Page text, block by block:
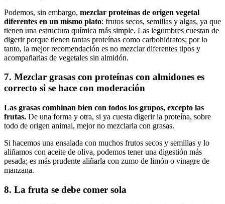
Podemos, sin embargo, mezclar proteínas de origen vegetal
diferentes en un mismo plato: frutos secos, semillas y algas, ya que
tienen una estructura química más simple. Las legumbres cuestan de
digerir porque tienen tantas proteínas como carbohidratos; por lo
tanto, la mejor recomendación es no mezclar diferentes tipos y
acompañarlas de vegetales sin almidón.
7. Mezclar grasas con proteínas con almidones es
correcto si se hace con moderación
Las grasas combinan bien con todos los grupos, excepto las
frutas. De una forma y otra, si ya cuesta digerir la proteína, sobre
todo de origen animal, mejor no mezclarla con grasas.
Si hacemos una ensalada con muchos frutos secos y semillas y lo
aliñamos con aceite de oliva, podemos tener una digestión más
pesada; es más prudente aliñarla con zumo de limón o vinagre de
manzana.
8. La fruta se debe comer sola